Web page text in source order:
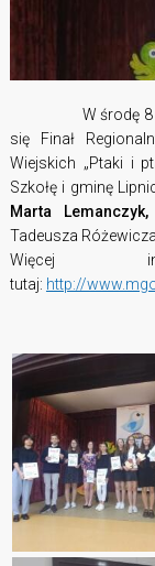
W środę 8
się Finał
Wiejskich „Ptaki i
Szkołę i gminę
Marta Lemanczyk,
Tadeusza
Więcej
tutaj: http://